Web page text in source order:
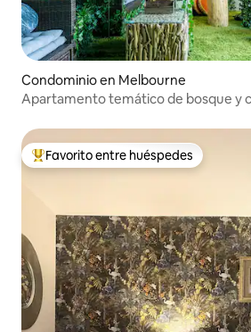
Condominio en Melbourne
Apartamento temático de bosque y
De los mejores en Favorito entre
Favorito entre huéspedes